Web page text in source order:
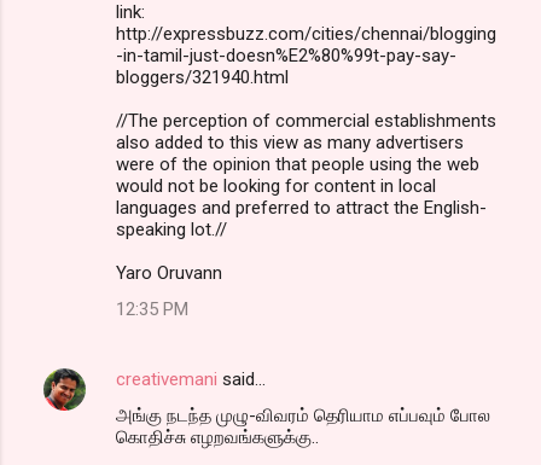
link:
http://expressbuzz.com/cities/chennai/blogging
-in-tamil-just-doesn%E2%80%99t-pay-say-
bloggers/321940.html
//The perception of commercial establishments
also added to this view as many advertisers
were of the opinion that people using the web
would not be looking for content in local
languages and preferred to attract the English-
speaking lot.//
Yaro Oruvann
12:35 PM
creativemani said…
அங்கு நடந்த முழு-விவரம் தெரியாம எப்பவும் போல
கொதிச்சு எழறவங்களுக்கு..